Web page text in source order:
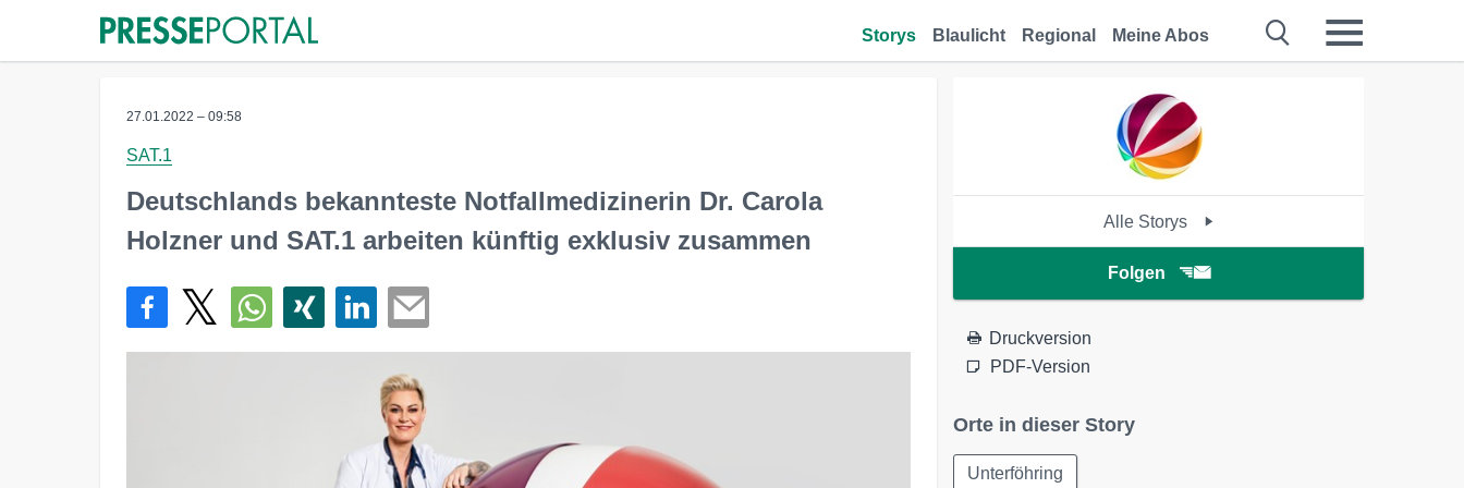
Storys Blaulicht Regional Meine Abos
27.01.2022 – 09:58
SAT.1
Deutschlands bekannteste Notfallmedizinerin Dr. Carola
Holzner und SAT.1 arbeiten künftig exklusiv zusammen
Alle Storys
Folgen
Druckversion
PDF-Version
Orte in dieser Story
Unterföhring